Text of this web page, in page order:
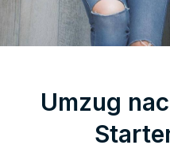
Umzug